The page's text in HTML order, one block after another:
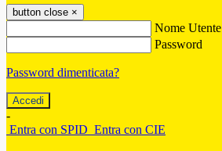
button close ×
Nome Utente
Password
Password dimenticata?
-
Entra con SPID Entra con CIE